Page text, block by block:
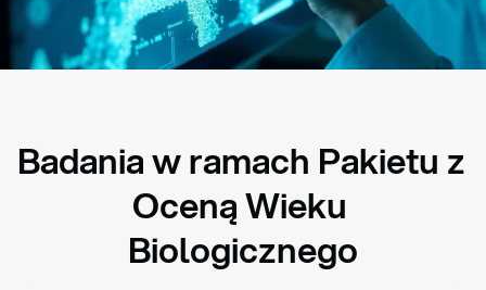
Badania w ramach Pakietu z
Oceną Wieku
Biologicznego